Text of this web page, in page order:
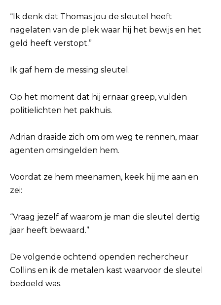
“Ik denk dat Thomas jou de sleutel heeft
nagelaten van de plek waar hij het bewijs en het
geld heeft verstopt.”
Ik gaf hem de messing sleutel.
Op het moment dat hij ernaar greep, vulden
politielichten het pakhuis.
Adrian draaide zich om om weg te rennen, maar
agenten omsingelden hem.
Voordat ze hem meenamen, keek hij me aan en
zei:
“Vraag jezelf af waarom je man die sleutel dertig
jaar heeft bewaard.”
De volgende ochtend openden rechercheur
Collins en ik de metalen kast waarvoor de sleutel
bedoeld was.